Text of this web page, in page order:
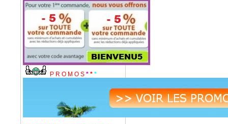
P R O M O S * * *